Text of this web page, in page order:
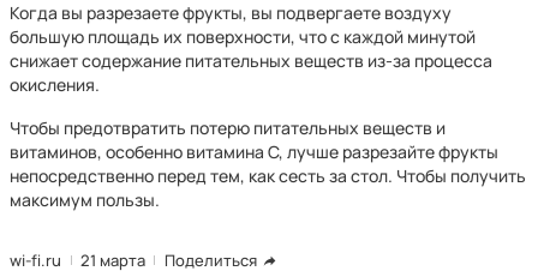
Когда вы разрезаете фрукты, вы подвергаете воздуху
большую площадь их поверхности, что с каждой минутой
снижает содержание питательных веществ из-за процесса
окисления.
Чтобы предотвратить потерю питательных веществ и
витаминов, особенно витамина С, лучше разрезайте фрукты
непосредственно перед тем, как сесть за стол. Чтобы получить
максимум пользы.
wi-fi.ru 21 марта Поделиться